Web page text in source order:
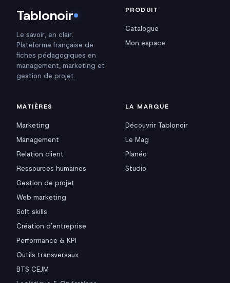
Tablonoir
Le savoir, en clair.
Plateforme française de
fiches pédagogiques en
management, marketing et
gestion de projet.
PRODUIT
Catalogue
Mon espace
MATIÈRES
Marketing
Management
Relation client
Ressources humaines
Gestion de projet
Web marketing
Soft skills
Création d'entreprise
Performance & KPI
Outils transversaux
BTS CEJM
LA MARQUE
Découvrir Tablonoir
Le Mag
Planéo
Studio